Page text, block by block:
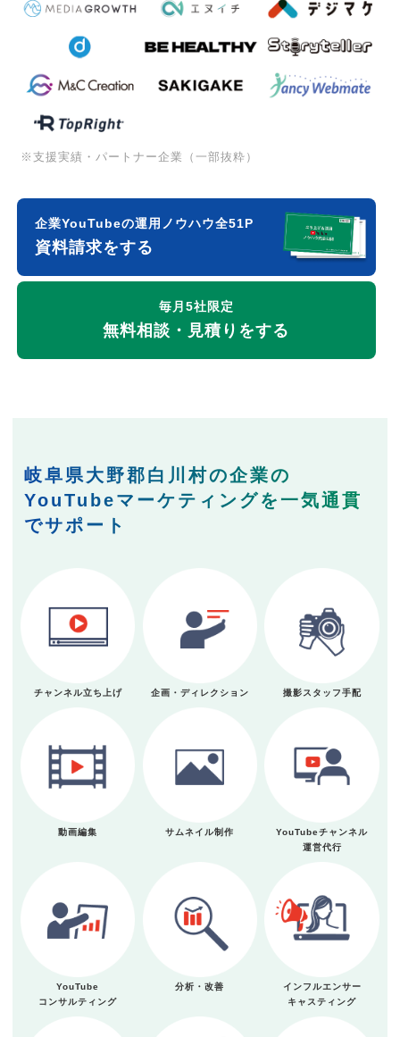
※支援実績・パートナー企業（一部抜粋）
企業YouTubeの運用ノウハウ全51P
資料請求をする
毎月5社限定
無料相談・見積りをする
岐阜県大野郡白川村の企業の
YouTubeマーケティングを一気通貫
でサポート
チャンネル立ち上げ 企画・ディレクション 撮影スタッフ手配
動画編集 サムネイル制作
YouTubeチャンネル
運営代行
YouTube
コンサルティング
分析・改善
インフルエンサー
キャスティング